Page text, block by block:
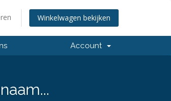
Winkelwagen bekijken
Account